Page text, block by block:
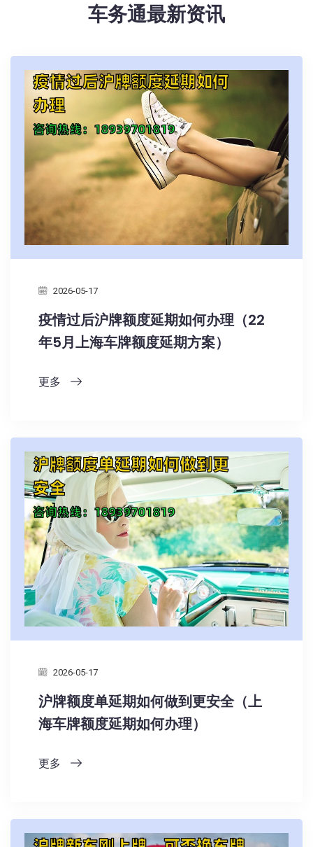
车务通最新资讯
2026-05-17
疫情过后沪牌额度延期如何办理（22
年5月上海车牌额度延期方案）
更多
2026-05-17
沪牌额度单延期如何做到更安全（上
海车牌额度延期如何办理）
更多